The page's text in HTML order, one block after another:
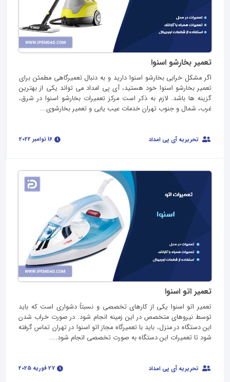
تعمیر بخارشو اسنوا
اگر مشکل خرابی بخارشو اسنوا دارید و به دنبال تعمیرگاهی مطمئن برای
تعمیر بخارشو اسنوا خود هستید، آی پی امداد می تواند یکی از بهترین
گزینه ها باشد. لازم به ذکر است مرکز تعمیرات بخارشو اسنوا در شرق،
غرب، شمال و جنوب تهران خدمات عیب یابی و تعمیر بخارشوی...
تحریریه آی پی امداد
تعمیر اتو اسنوا
تعمیر اتو اسنوا یکی از کارهای تخصصی و نسبتاً دشواری است که باید
توسط نیروهای متخصص در این زمینه انجام شود. در صورت خراب شدن
این دستگاه در منزل، باید با تعمیرگاه مجاز اتو اسنوا در تهران تماس گرفته
شود تا تعمیرات این دستگاه به صورت تخصصی انجام شود....
تحریریه آی پی امداد